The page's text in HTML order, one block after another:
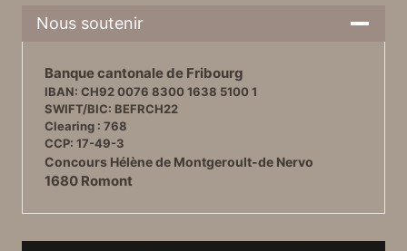
Nous soutenir
Banque cantonale de Fribourg
IBAN: CH92 0076 8300 1638 5100 1
SWIFT/BIC: BEFRCH22
Clearing : 768
CCP: 17-49-3
Concours Hélène de Montgeroult-de Nervo
1680 Romont